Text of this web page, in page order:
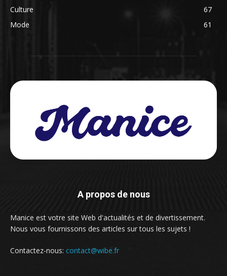
Culture
67
Mode
61
A propos de nous
Manice est votre site Web d'actualités et de divertissement.
Nous vous fournissons des articles sur tous les sujets !
Contactez-nous: contact@wibe.fr